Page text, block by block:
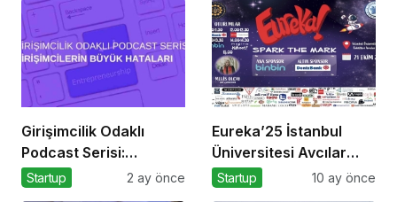
Girişimcilik Odaklı
Podcast Serisi:
Girişimcilerin Büyük
Startup 2 ay önce
Eureka’25 İstanbul
Üniversitesi Avcılar
Kampüsü İşletme
Startup 10 ay önce